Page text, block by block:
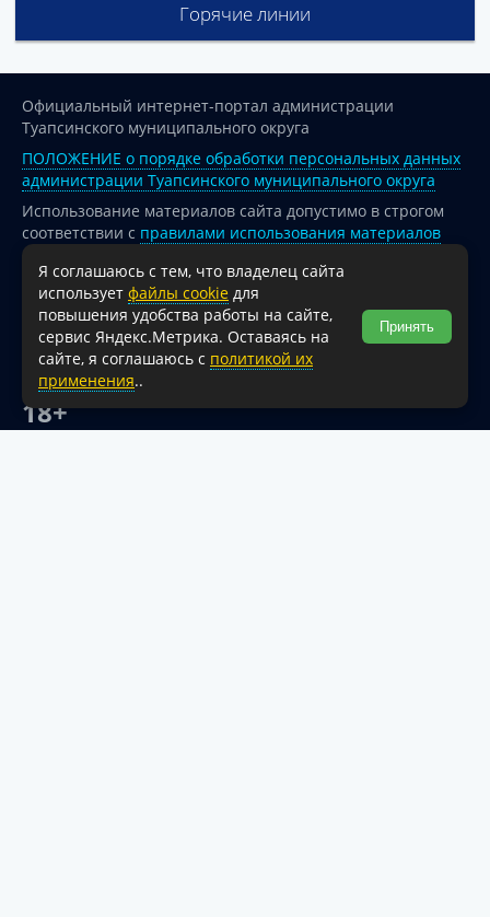
Горячие линии
Официальный интернет-портал администрации
Туапсинского муниципального округа
ПОЛОЖЕНИЕ о порядке обработки персональных данных
администрации Туапсинского муниципального округа
Использование материалов сайта допустимо в строгом
соответствии с правилами использования материалов
опубликованных на сайте
При перепечатке и использовании информации ссылка
на источник обязательна.
Для сайтов и страниц сети Интернет обязательна
активная гиперссылка на официальный интернет-портал
администрации Туапсинского муниципального округа.
18+
Я соглашаюсь с тем, что владелец сайта
использует файлы cookie для
повышения удобства работы на сайте,
сервис Яндекс.Метрика. Оставаясь на
сайте, я соглашаюсь с политикой их
применения..
Принять